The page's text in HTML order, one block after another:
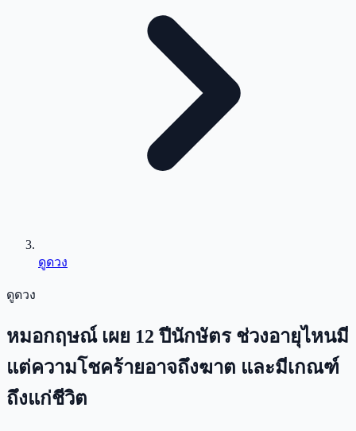
ดูดวง
ดูดวง
หมอกฤษณ์ เผย 12 ปีนักษัตร ช่วงอายุไหนมี
แต่ความโชคร้ายอาจถึงฆาต และมีเกณฑ์
ถึงแก่ชีวิต